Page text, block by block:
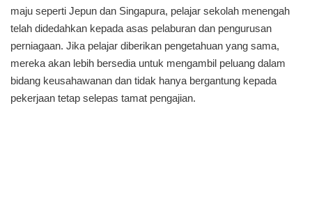
maju seperti Jepun dan Singapura, pelajar sekolah menengah
telah didedahkan kepada asas pelaburan dan pengurusan
perniagaan. Jika pelajar diberikan pengetahuan yang sama,
mereka akan lebih bersedia untuk mengambil peluang dalam
bidang keusahawanan dan tidak hanya bergantung kepada
pekerjaan tetap selepas tamat pengajian.